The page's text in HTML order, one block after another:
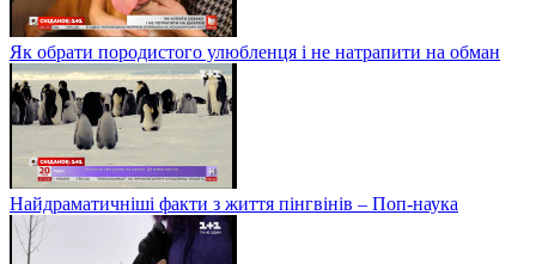
Як обрати породистого улюбленця і не натрапити на обман
Найдраматичніші факти з життя пінгвінів – Поп-наука